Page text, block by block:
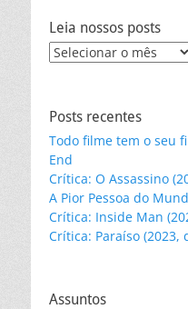
Leia nossos posts
Leia
Posts recentes
Todo filme tem o seu
End
Crítica: O Assassino
A Pior Pessoa do
Crítica: Inside Man
Crítica: Paraíso (2023,
Assuntos